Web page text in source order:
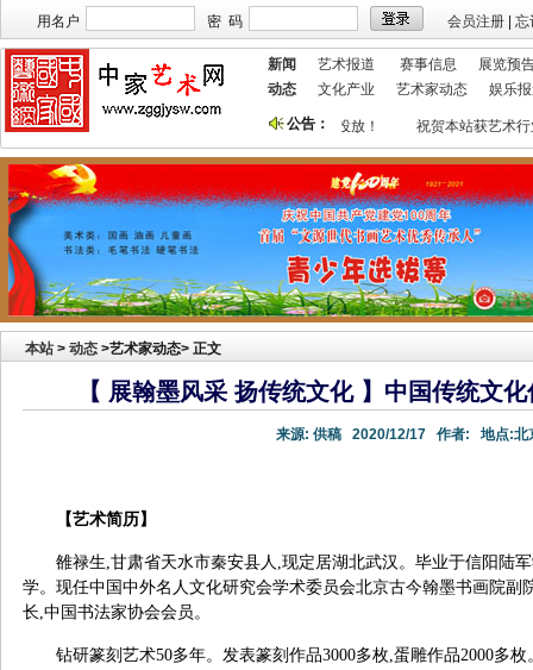
用名户 密 码 会员注册 忘
新闻 艺术报道 赛事信息
展览预
动态
文化产业 艺术家动态 娱乐
公告：
本站欢迎艺术家宣传投放！ 祝贺本站获艺术行
本站 > 动态 >艺术家动态> 正文
【 展翰墨风采 扬传统文化 】中国传统文
来源: 供稿 2020/12/17 作者: 地点:北
【艺术简历】
雒禄生,甘肃省天水市秦安县人,现定居湖北武汉。毕业于信阳陆
学。现任中国中外名人文化研究会学术委员会北京古今翰墨书画院副
长,中国书法家协会会员。
钻研篆刻艺术50多年。发表篆刻作品3000多枚,蛋雕作品2000多